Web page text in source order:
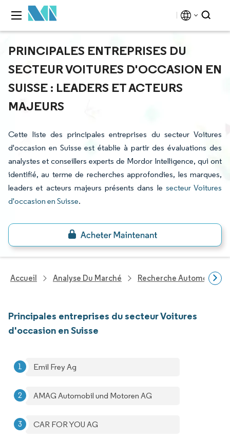
PRINCIPALES ENTREPRISES DU
SECTEUR VOITURES D'OCCASION EN
SUISSE : LEADERS ET ACTEURS
MAJEURS
Cette liste des principales entreprises du secteur Voitures
d'occasion en Suisse est établie à partir des évaluations des
analystes et conseillers experts de Mordor Intelligence, qui ont
identifié, au terme de recherches approfondies, les marques,
leaders et acteurs majeurs présents dans le secteur Voitures
d'occasion en Suisse.
Accueil Analyse Du Marché Recherche Automobile
Principales entreprises du secteur Voitures
d'occasion en Suisse
Emil Frey Ag
AMAG Automobil und Motoren AG
CAR FOR YOU AG